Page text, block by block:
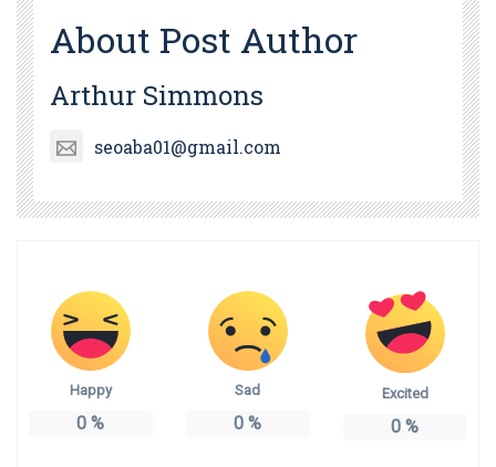
About Post Author
Arthur Simmons
seoaba01@gmail.com
Happy
0 %
Sad
0 %
Excited
0 %